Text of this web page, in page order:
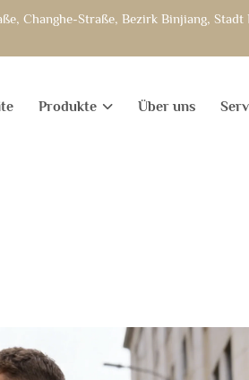
Changhe-Straße, Bezirk Binjiang, Stadt
Produkte Über uns